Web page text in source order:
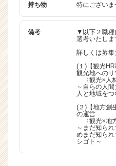
持ち物 特にございま
備考
▼以下２職種
選考いたしま
詳しくは募集
(１)【観光
観光地への
〈観光×人
～自らの人間
人と地域を
(２)【地方創
の運営
〈観光×地
～まだ知ら
めまだ知ら
シゴト～